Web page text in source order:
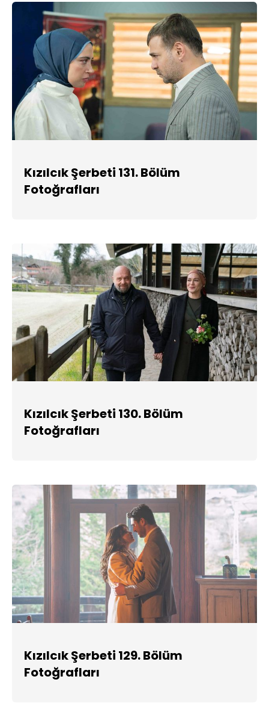
Kızılcık Şerbeti 131. Bölüm
Fotoğrafları
Kızılcık Şerbeti 130. Bölüm
Fotoğrafları
Kızılcık Şerbeti 129. Bölüm
Fotoğrafları